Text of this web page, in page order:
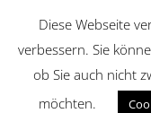
Diese Webseite
verbessern. Sie
ob Sie auch nicht
möchten.